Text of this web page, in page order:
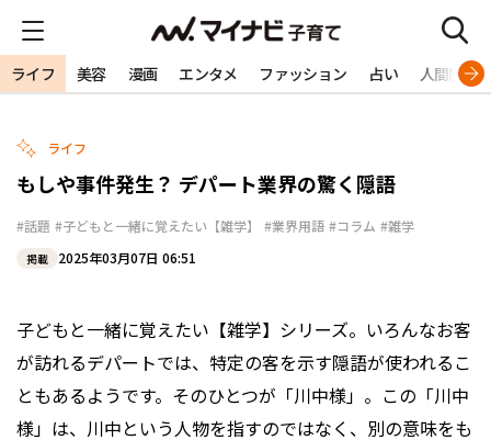
ライフ 美容 漫画 エンタメ ファッション 占い 人間関係
ライフ
もしや事件発生？ デパート業界の驚く隠語
#話題 #子どもと一緒に覚えたい【雑学】 #業界用語 #コラム #雑学
掲載 2025年03月07日 06:51
子どもと一緒に覚えたい【雑学】シリーズ。いろんなお客
が訪れるデパートでは、特定の客を示す隠語が使われるこ
ともあるようです。そのひとつが「川中様」。この「川中
様」は、川中という人物を指すのではなく、別の意味をも